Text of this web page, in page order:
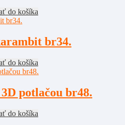
do košíka
br34.
do košíka
potlačou br48.
do košíka